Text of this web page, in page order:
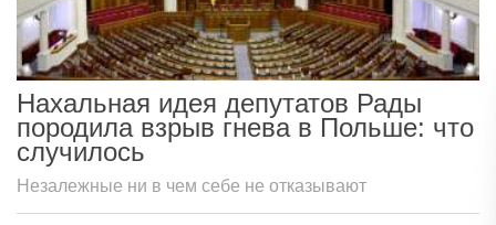
Нахальная идея депутатов Рады
породила взрыв гнева в Польше: что
случилось
Незалежные ни в чем себе не отказывают